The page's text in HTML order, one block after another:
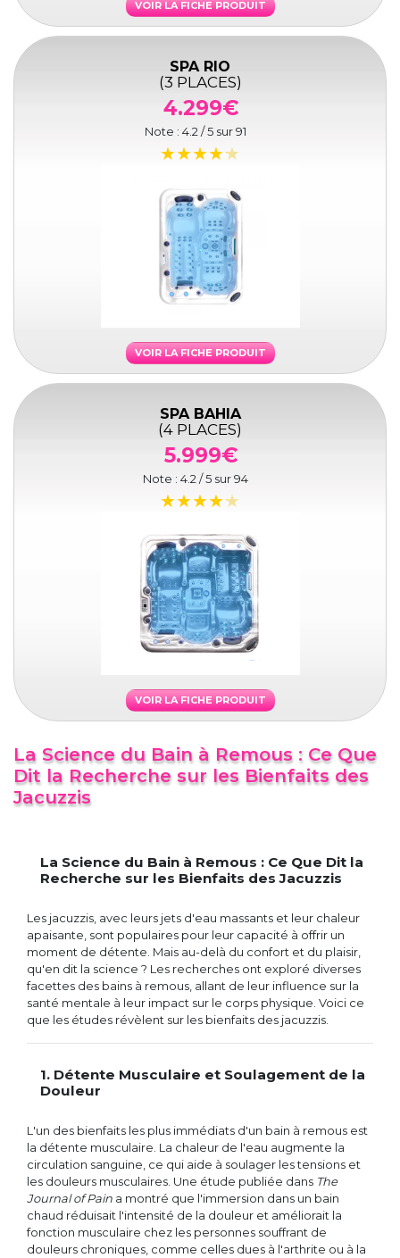
VOIR LA FICHE PRODUIT
SPA RIO
(3 PLACES)
4.299€
Note : 4.2 / 5 sur91
VOIR LA FICHE PRODUIT
SPA BAHIA
(4 PLACES)
5.999€
Note : 4.2 / 5 sur94
VOIR LA FICHE PRODUIT
La Science du Bain à Remous : Ce Que
Dit la Recherche sur les Bienfaits des
Jacuzzis
La Science du Bain à Remous : Ce Que Dit la
Recherche sur les Bienfaits des Jacuzzis
Les jacuzzis, avec leurs jets d'eau massants et leur chaleur
apaisante, sont populaires pour leur capacité à offrir un
moment de détente. Mais au-delà du confort et du plaisir,
qu'en dit la science ? Les recherches ont exploré diverses
facettes des bains à remous, allant de leur influence sur la
santé mentale à leur impact sur le corps physique. Voici ce
que les études révèlent sur les bienfaits des jacuzzis.
1. Détente Musculaire et Soulagement de la
Douleur
L'un des bienfaits les plus immédiats d'un bain à remous est
la détente musculaire. La chaleur de l'eau augmente la
circulation sanguine, ce qui aide à soulager les tensions et
les douleurs musculaires. Une étude publiée dans The
Journal of Pain a montré que l'immersion dans un bain
chaud réduisait l'intensité de la douleur et améliorait la
fonction musculaire chez les personnes souffrant de
douleurs chroniques, comme celles dues à l'arthrite ou à la